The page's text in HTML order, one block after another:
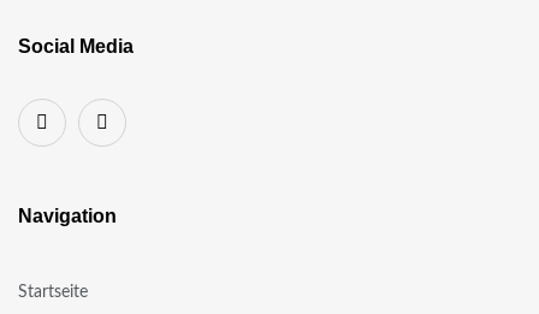
Social Media
Navigation
Startseite